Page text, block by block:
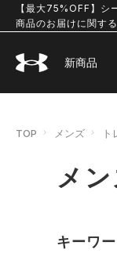
【最大75%OFF】シ
商品のお届けに関す
新商品
TOP メンズ ト
メ
キーワ